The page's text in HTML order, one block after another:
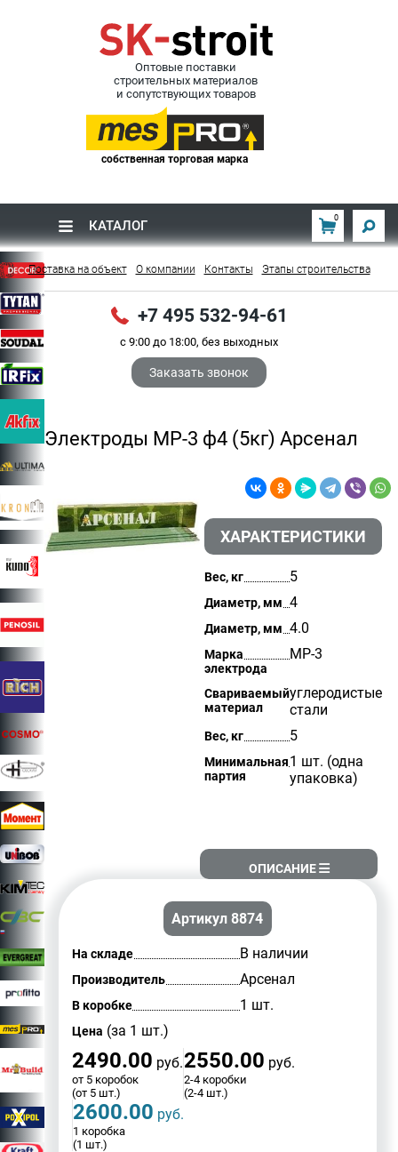
Оптовые поставки
строительных материалов
и сопутствующих товаров
собственная торговая марка
КАТАЛОГ 0
Поставка на объект О компании Контакты Этапы строительства
+7 495 532-94-61
с 9:00 до 18:00, без выходных
Заказать звонок
Электроды МР-3 ф4 (5кг) Арсенал
ХАРАКТЕРИСТИКИ
Вес, кг 5
Диаметр, мм 4
Диаметр, мм 4.0
Марка
электрода
МР-3
Свариваемый
материал
углеродистые
стали
Вес, кг 5
Минимальная
партия
1 шт. (одна
упаковка)
ОПИСАНИЕ
Артикул 8874
На складе В наличии
Производитель Арсенал
В коробке 1 шт.
Цена (за 1 шт.)
2490.00 руб.
от 5 коробок
(от 5 шт.)
2550.00 руб.
2-4 коробки
(2-4 шт.)
2600.00 руб.
1 коробка
(1 шт.)